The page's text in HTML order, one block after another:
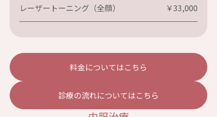
レーザートーニング（全顔） ￥33,000
料金についてはこちら
診療の流れについてはこちら